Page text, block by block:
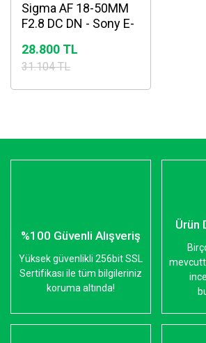
Sigma AF 18-50MM
F2.8 DC DN - Sony E-
28.800 TL
31.104 TL
%100 Güvenli Alışveriş
Yüksek güvenlikli 256bit SSL
Sertifikası ile tüm bilgileriniz
koruma altında!
Ürün